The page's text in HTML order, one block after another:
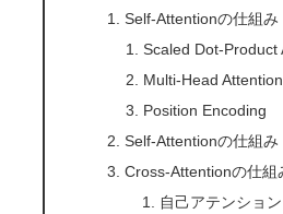
Self-Attentionの仕組み
Scaled Dot-Product
Multi-Head Attention
Position Encoding
Self-Attentionの仕組み
Cross-Attentionの仕組
自己アテンショ